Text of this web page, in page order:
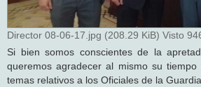
Director 08-06-17.jpg (208.29 KiB) Visto
Si bien somos conscientes de la
queremos agradecer al mismo su
temas relativos a los Oficiales de la Guardia